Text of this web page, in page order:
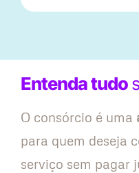
Entenda tudo
O consórcio é uma
para quem deseja
serviço sem pagar